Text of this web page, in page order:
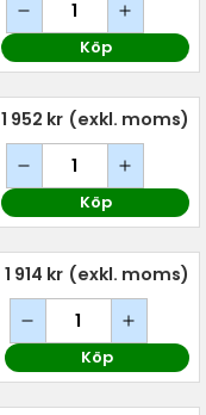
Köp
1 952 kr (exkl. moms)
Köp
1 914 kr (exkl. moms)
Köp